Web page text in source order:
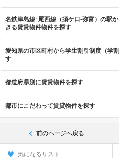
名鉄津島線･尾西線（須ケ口-弥富）の駅
きる賃貸物件物件を探す
愛知県の市区町村から学生割引制度（学
す
都道府県別に賃貸物件を探す
都市にこだわって賃貸物件を探す
前のページへ戻る
気になるリスト